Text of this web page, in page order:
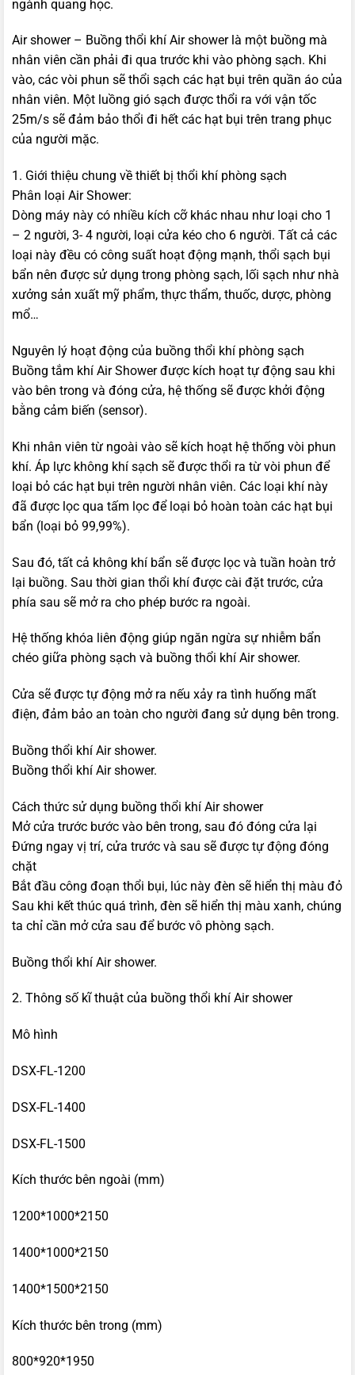
ngành quang học.
Air shower – Buồng thổi khí Air shower là một buồng mà
nhân viên cần phải đi qua trước khi vào phòng sạch. Khi
vào, các vòi phun sẽ thổi sạch các hạt bụi trên quần áo của
nhân viên. Một luồng gió sạch được thổi ra với vận tốc
25m/s sẽ đảm bảo thổi đi hết các hạt bụi trên trang phục
của người mặc.
1. Giới thiệu chung về thiết bị thổi khí phòng sạch
Phân loại Air Shower:
Dòng máy này có nhiều kích cỡ khác nhau như loại cho 1
– 2 người, 3- 4 người, loại cửa kéo cho 6 người. Tất cả các
loại này đều có công suất hoạt động mạnh, thổi sạch bụi
bẩn nên được sử dụng trong phòng sạch, lối sạch như nhà
xưởng sản xuất mỹ phẩm, thực thẩm, thuốc, dược, phòng
mổ…
Nguyên lý hoạt động của buồng thổi khí phòng sạch
Buồng tắm khí Air Shower được kích hoạt tự động sau khi
vào bên trong và đóng cửa, hệ thống sẽ được khởi động
bằng cảm biến (sensor).
Khi nhân viên từ ngoài vào sẽ kích hoạt hệ thống vòi phun
khí. Áp lực không khí sạch sẽ được thổi ra từ vòi phun để
loại bỏ các hạt bụi trên người nhân viên. Các loại khí này
đã được lọc qua tấm lọc để loại bỏ hoàn toàn các hạt bụi
bẩn (loại bỏ 99,99%).
Sau đó, tất cả không khí bẩn sẽ được lọc và tuần hoàn trở
lại buồng. Sau thời gian thổi khí được cài đặt trước, cửa
phía sau sẽ mở ra cho phép bước ra ngoài.
Hệ thống khóa liên động giúp ngăn ngừa sự nhiễm bẩn
chéo giữa phòng sạch và buồng thổi khí Air shower.
Cửa sẽ được tự động mở ra nếu xảy ra tình huống mất
điện, đảm bảo an toàn cho người đang sử dụng bên trong.
Buồng thổi khí Air shower.
Buồng thổi khí Air shower.
Cách thức sử dụng buồng thổi khí Air shower
Mở cửa trước bước vào bên trong, sau đó đóng cửa lại
Đứng ngay vị trí, cửa trước và sau sẽ được tự động đóng
chặt
Bắt đầu công đoạn thổi bụi, lúc này đèn sẽ hiển thị màu đỏ
Sau khi kết thúc quá trình, đèn sẽ hiển thị màu xanh, chúng
ta chỉ cần mở cửa sau để bước vô phòng sạch.
Buồng thổi khí Air shower.
2. Thông số kĩ thuật của buồng thổi khí Air shower
Mô hình
DSX-FL-1200
DSX-FL-1400
DSX-FL-1500
Kích thước bên ngoài (mm)
1200*1000*2150
1400*1000*2150
1400*1500*2150
Kích thước bên trong (mm)
800*920*1950